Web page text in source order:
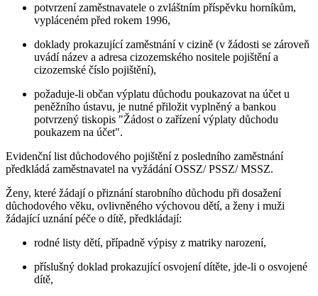
potvrzení zaměstnavatele o zvláštním příspěvku horníkům,
vypláceném před rokem 1996,
doklady prokazující zaměstnání v cizině (v žádosti se zároveň
uvádí název a adresa cizozemského nositele pojištění a
cizozemské číslo pojištění),
požaduje-li občan výplatu důchodu poukazovat na účet u
peněžního ústavu, je nutné přiložit vyplněný a bankou
potvrzený tiskopis "Žádost o zařízení výplaty důchodu
poukazem na účet".
Evidenční list důchodového pojištění z posledního zaměstnání
předkládá zaměstnavatel na vyžádání OSSZ/ PSSZ/ MSSZ.
Ženy, které žádají o přiznání starobního důchodu při dosažení
důchodového věku, ovlivněného výchovou dětí, a ženy i muži
žádající uznání péče o dítě, předkládají:
rodné listy dětí, případně výpisy z matriky narození,
příslušný doklad prokazující osvojení dítěte, jde-li o osvojené
dítě,